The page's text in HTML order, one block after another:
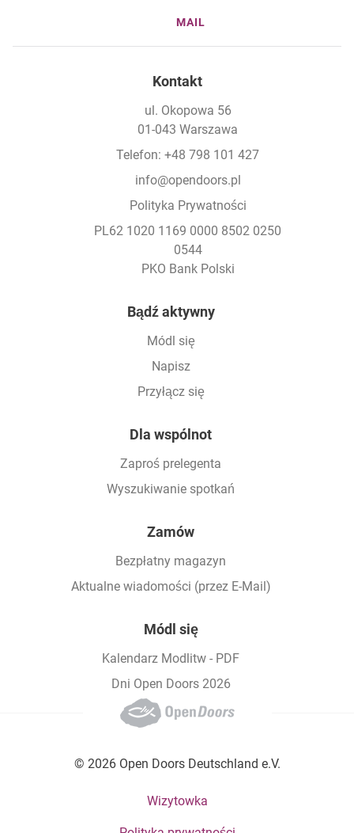
MAIL
Kontakt
ul. Okopowa 56
01-043 Warszawa
Telefon: +48 798 101 427
info@opendoors.pl
Polityka Prywatności
PL62 1020 1169 0000 8502 0250
0544
PKO Bank Polski
Bądź aktywny
Módl się
Napisz
Przyłącz się
Dla wspólnot
Zaproś prelegenta
Wyszukiwanie spotkań
Zamów
Bezpłatny magazyn
Aktualne wiadomości (przez E-Mail)
Módl się
Kalendarz Modlitw - PDF
Dni Open Doors 2026
© 2026 Open Doors Deutschland e.V.
Footer bottom menuWizytowka